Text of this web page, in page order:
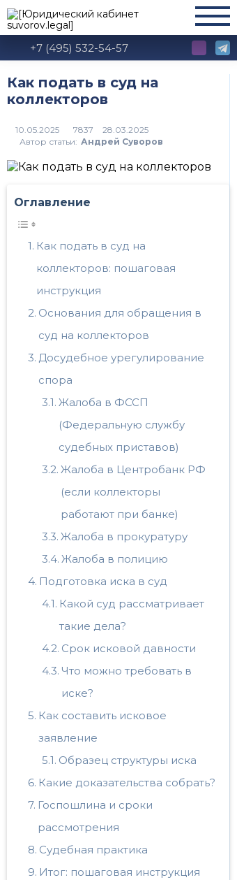
+7 (495) 532-54-57
Как подать в суд на
коллекторов
7837
Автор статьи: Андрей Суворов
Оглавление
Как подать в суд на
коллекторов: пошаговая
инструкция
Основания для обращения в
суд на коллекторов
Досудебное урегулирование
спора
Жалоба в ФССП
(Федеральную службу
судебных приставов)
Жалоба в Центробанк РФ
(если коллекторы
работают при банке)
Жалоба в прокуратуру
Жалоба в полицию
Подготовка иска в суд
Какой суд рассматривает
такие дела?
Срок исковой давности
Что можно требовать в
иске?
Как составить исковое
заявление
Образец структуры иска
Какие доказательства собрать?
Госпошлина и сроки
рассмотрения
Судебная практика
Итог: пошаговая инструкция